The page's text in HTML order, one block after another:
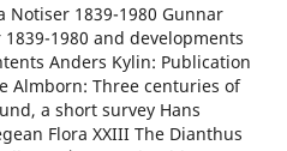
Notiser 1839-1980 Gunnar
1980 and developments
Anders Kylin: Publication
Almborn: Three centuries of
a short survey Hans
Flora XXIII The Dianthus